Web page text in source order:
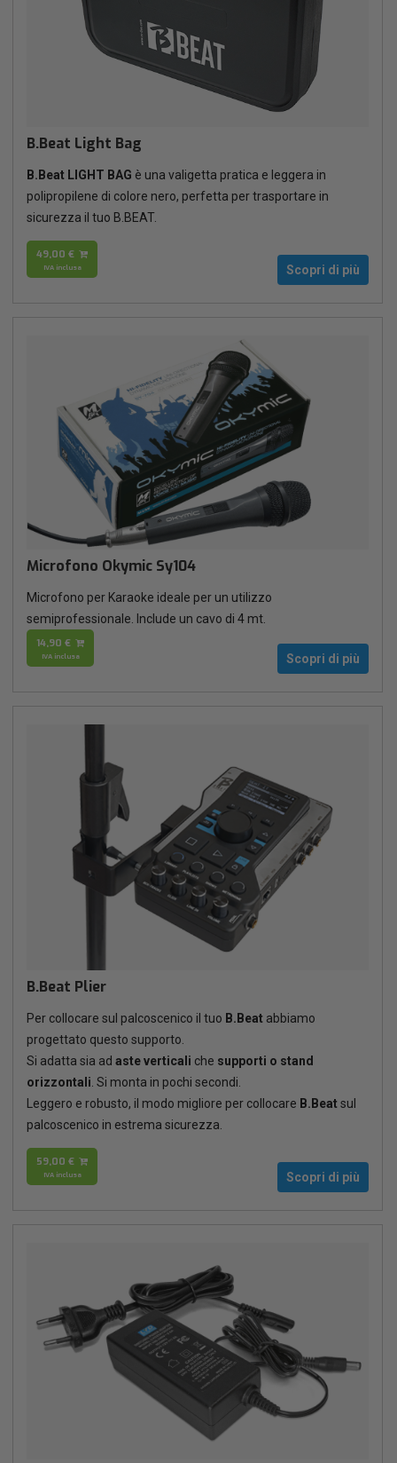
B.Beat Light Bag
B.Beat LIGHT BAG è una valigetta pratica e leggera in
polipropilene di colore nero, perfetta per trasportare in
sicurezza il tuo B.BEAT.
49,00 €
IVA inclusa Scopri di più
Microfono Okymic Sy104
Microfono per Karaoke ideale per un utilizzo
semiprofessionale. Include un cavo di 4 mt.
14,90 €
IVA inclusa Scopri di più
B.Beat Plier
Per collocare sul palcoscenico il tuo B.Beat abbiamo
progettato questo supporto.
Si adatta sia ad aste verticali che supporti o stand
orizzontali . Si monta in pochi secondi.
Leggero e robusto, il modo migliore per collocare B.Beat sul
palcoscenico in estrema sicurezza.
59,00 €
IVA inclusa Scopri di più